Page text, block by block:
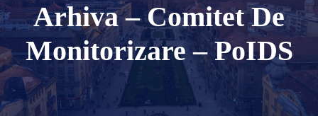
Arhiva – Comitet De
Monitorizare – PoIDS